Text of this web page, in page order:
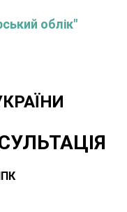
облік"